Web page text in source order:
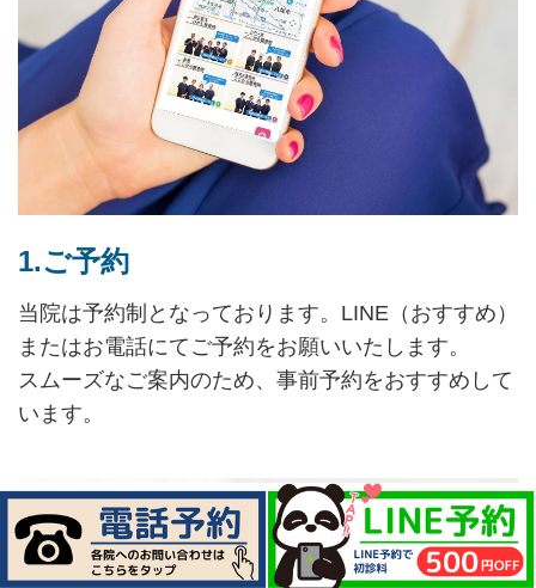
1.ご予約
当院は予約制となっております。LINE（おすすめ）
またはお電話にてご予約をお願いいたします。
スムーズなご案内のため、事前予約をおすすめして
います。